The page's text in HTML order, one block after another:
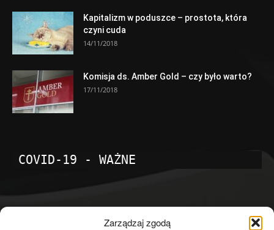
Zarządzaj zgodą
Kapitalizm w poduszce – prostota, która
czyni cuda
14/11/2018
Komisja ds. Amber Gold – czy było warto?
17/11/2018
COVID-19 - WAŻNE